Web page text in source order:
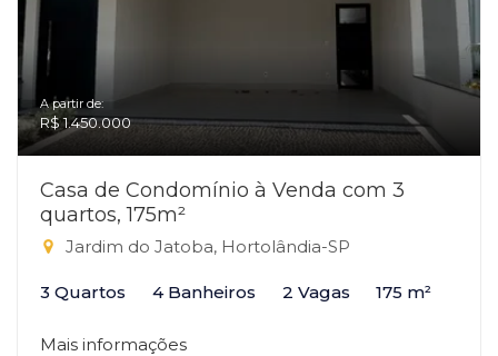
A partir de:
R$ 1.450.000
Casa de Condomínio à Venda com 3
quartos, 175m²
Jardim do Jatoba, Hortolândia-SP
3 Quartos 4 Banheiros 2 Vagas 175 m²
Mais informações